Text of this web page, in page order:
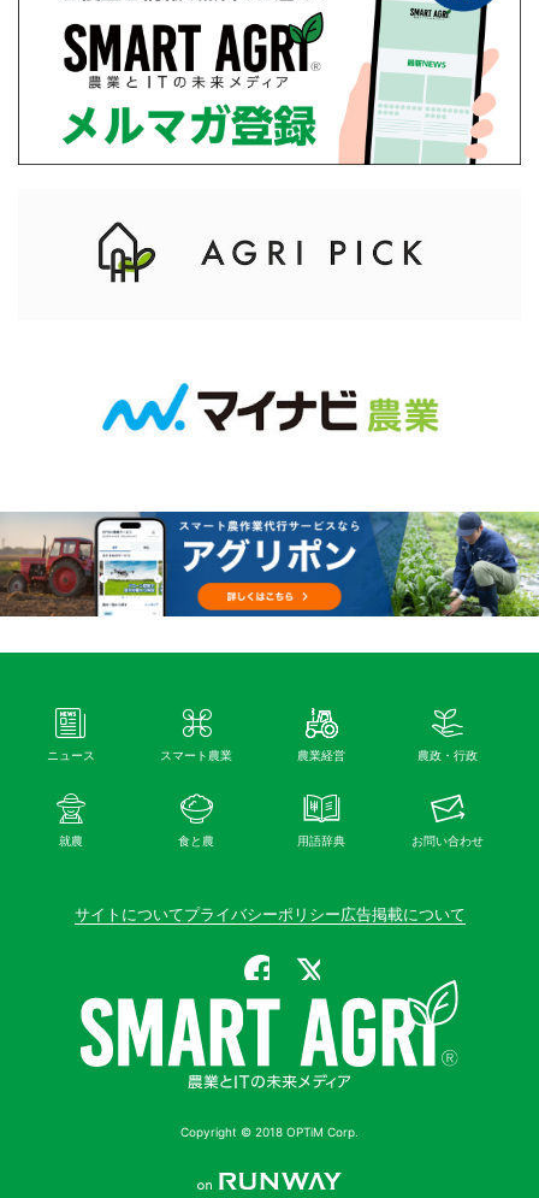
ニュース スマート農業 農業経営 農政・行政
就農 食と農 用語辞典 お問い合わせ
サイトについてプライバシーポリシー広告掲載について
公式Facebook
Copyright © 2018 OPTiM Corp.